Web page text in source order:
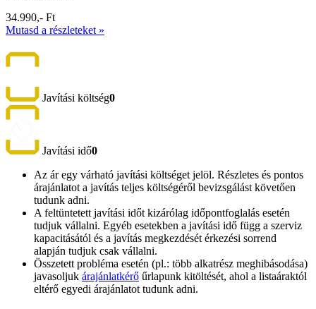
34.990,- Ft
Mutasd a részleteket »
Javítási költség0
Javítási idő0
Az ár egy várható javítási költséget jelöl. Részletes és pontos
árajánlatot a javítás teljes költségéről bevizsgálást követően
tudunk adni.
A feltüntetett javítási időt kizárólag időpontfoglalás esetén
tudjuk vállalni. Egyéb esetekben a javítási idő függ a szerviz
kapacitásától és a javítás megkezdését érkezési sorrend
alapján tudjuk csak vállalni.
Összetett probléma esetén (pl.: több alkatrész meghibásodása)
javasoljuk árajánlatkérő űrlapunk kitöltését, ahol a listaáraktól
eltérő egyedi árajánlatot tudunk adni.